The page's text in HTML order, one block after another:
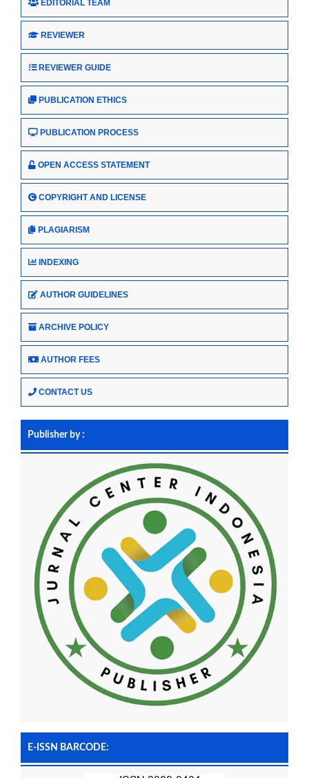
EDITORIAL TEAM
REVIEWER
REVIEWER GUIDE
PUBLICATION ETHICS
PUBLICATION PROCESS
OPEN ACCESS STATEMENT
COPYRIGHT AND LICENSE
PLAGIARISM
INDEXING
AUTHOR GUIDELINES
ARCHIVE POLICY
AUTHOR FEES
CONTACT US
Publisher by :
E-ISSN BARCODE: